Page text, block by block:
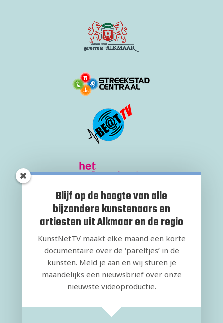
Blijf op de hoogte van alle
bijzondere kunstenaars en
artiesten uit Alkmaar en de regio
KunstNetTV maakt elke maand een korte
documentaire over de ‘pareltjes’ in de
kunsten. Meld je aan en wij sturen je
maandelijks een nieuwsbrief over onze
nieuwste videoproductie.